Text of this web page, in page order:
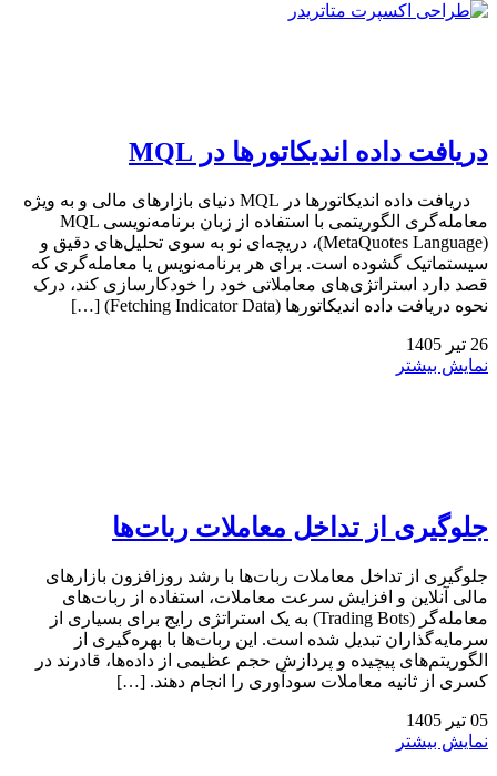
دریافت داده اندیکاتورها در MQL
دریافت داده اندیکاتورها در MQL دنیای بازارهای مالی و به ویژه
معامله‌گری الگوریتمی با استفاده از زبان برنامه‌نویسی MQL
(MetaQuotes Language)، دریچه‌ای نو به سوی تحلیل‌های دقیق و
سیستماتیک گشوده است. برای هر برنامه‌نویس یا معامله‌گری که
قصد دارد استراتژی‌های معاملاتی خود را خودکارسازی کند، درک
نحوه دریافت داده اندیکاتورها (Fetching Indicator Data) […]
26 تیر 1405
نمایش بیشتر
جلوگیری از تداخل معاملات ربات‌ها
جلوگیری از تداخل معاملات ربات‌ها با رشد روزافزون بازارهای
مالی آنلاین و افزایش سرعت معاملات، استفاده از ربات‌های
معامله‌گر (Trading Bots) به یک استراتژی رایج برای بسیاری از
سرمایه‌گذاران تبدیل شده است. این ربات‌ها با بهره‌گیری از
الگوریتم‌های پیچیده و پردازش حجم عظیمی از داده‌ها، قادرند در
کسری از ثانیه معاملات سودآوری را انجام دهند. […]
05 تیر 1405
نمایش بیشتر